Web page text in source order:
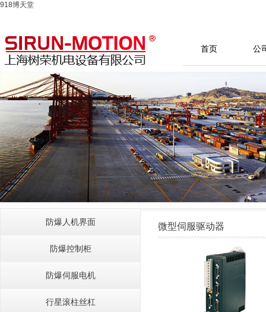
918博天堂
首页 公
微型伺服驱动器
防爆人机界面
防爆控制柜
防爆伺服电机
行星滚柱丝杠